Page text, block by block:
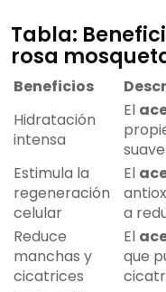
Tabla:
rosa
Beneficios
Hidratación
intensa
El
Estimula la
regeneración
celular
El
a
Reduce
manchas y
cicatrices
El
que